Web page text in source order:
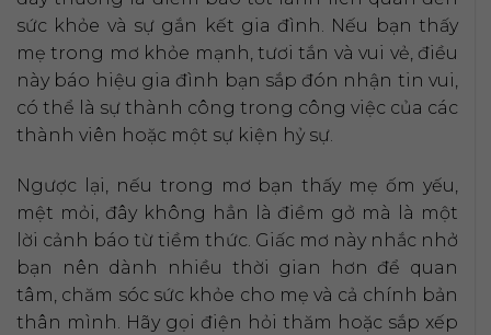
sức khỏe và sự gắn kết gia đình. Nếu bạn thấy
mẹ trong mơ khỏe mạnh, tươi tắn và vui vẻ, điều
này báo hiệu gia đình bạn sắp đón nhận tin vui,
có thể là sự thành công trong công việc của các
thành viên hoặc một sự kiện hỷ sự.
Ngược lại, nếu trong mơ bạn thấy mẹ ốm yếu,
mệt mỏi, đây không hẳn là điềm gở mà là một
lời cảnh báo từ tiềm thức. Giấc mơ này nhắc nhở
bạn nên dành nhiều thời gian hơn để quan
tâm, chăm sóc sức khỏe cho mẹ và cả chính bản
thân mình. Hãy gọi điện hỏi thăm hoặc sắp xếp